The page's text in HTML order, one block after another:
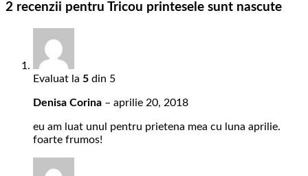
2 recenzii pentru Tricou printesele sunt nascute
Evaluat la 5 din 5
Denisa Corina – aprilie 20, 2018
eu am luat unul pentru prietena mea cu luna aprilie.
foarte frumos!